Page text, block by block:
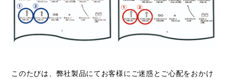
このたびは、弊社製品にてお客様にご迷惑とご心配をおかけ